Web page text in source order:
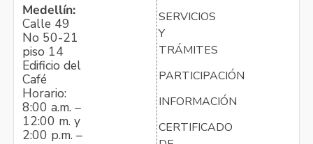
Medellín:
Calle 49
No 50-21
piso 14
Edificio del
Café
Horario:
8:00 a.m. –
12:00 m. y
2:00 p.m. –
SERVICIOS
Y
TRÁMITES
PARTICIPACIÓN
INFORMACIÓN
CERTIFICADO